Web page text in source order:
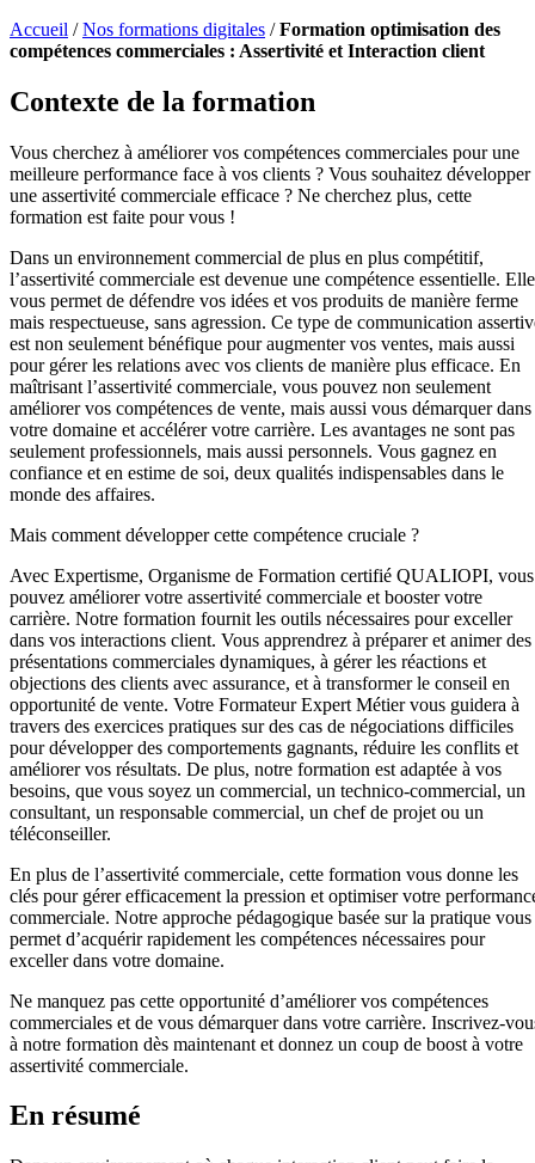
Accueil /Nos formations digitales /Formation optimisation des
compétences commerciales : Assertivité et Interaction client
Contexte de la formation
Vous cherchez à améliorer vos compétences commerciales pour une
meilleure performance face à vos clients ? Vous souhaitez développer
une assertivité commerciale efficace ? Ne cherchez plus, cette
formation est faite pour vous !
Dans un environnement commercial de plus en plus compétitif,
l’assertivité commerciale est devenue une compétence essentielle. Elle
vous permet de défendre vos idées et vos produits de manière ferme
mais respectueuse, sans agression. Ce type de communication
est non seulement bénéfique pour augmenter vos ventes, mais aussi
pour gérer les relations avec vos clients de manière plus efficace. En
maîtrisant l’assertivité commerciale, vous pouvez non seulement
améliorer vos compétences de vente, mais aussi vous démarquer dans
votre domaine et accélérer votre carrière. Les avantages ne sont pas
seulement professionnels, mais aussi personnels. Vous gagnez en
confiance et en estime de soi, deux qualités indispensables dans le
monde des affaires.
Mais comment développer cette compétence cruciale ?
Avec Expertisme, Organisme de Formation certifié QUALIOPI, vous
pouvez améliorer votre assertivité commerciale et booster votre
carrière. Notre formation fournit les outils nécessaires pour exceller
dans vos interactions client. Vous apprendrez à préparer et animer des
présentations commerciales dynamiques, à gérer les réactions et
objections des clients avec assurance, et à transformer le conseil en
opportunité de vente. Votre Formateur Expert Métier vous guidera à
travers des exercices pratiques sur des cas de négociations difficiles
pour développer des comportements gagnants, réduire les conflits et
améliorer vos résultats. De plus, notre formation est adaptée à vos
besoins, que vous soyez un commercial, un technico-commercial, un
consultant, un responsable commercial, un chef de projet ou un
téléconseiller.
En plus de l’assertivité commerciale, cette formation vous donne les
clés pour gérer efficacement la pression et optimiser votre
commerciale. Notre approche pédagogique basée sur la pratique vous
permet d’acquérir rapidement les compétences nécessaires pour
exceller dans votre domaine.
Ne manquez pas cette opportunité d’améliorer vos compétences
commerciales et de vous démarquer dans votre carrière. Inscrivez-
à notre formation dès maintenant et donnez un coup de boost à votre
assertivité commerciale.
En résumé